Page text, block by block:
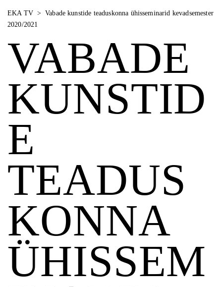
EKA TV > Vabade kunstide teaduskonna ühisseminarid kevadsemester
2020/2021
VABADE
KUNSTID
E
TEADUS
KONNA
ÜHISSEM